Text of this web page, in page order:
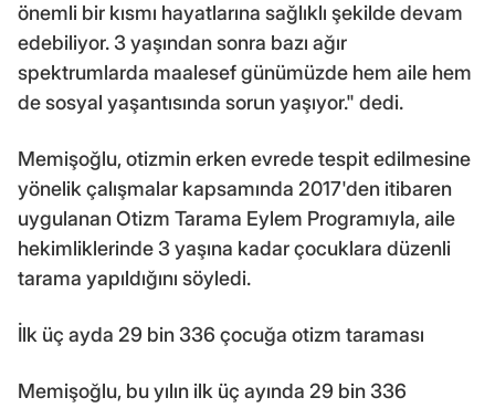
önemli bir kısmı hayatlarına sağlıklı şekilde devam
edebiliyor. 3 yaşından sonra bazı ağır
spektrumlarda maalesef günümüzde hem aile hem
de sosyal yaşantısında sorun yaşıyor." dedi.
Memişoğlu, otizmin erken evrede tespit edilmesine
yönelik çalışmalar kapsamında 2017'den itibaren
uygulanan Otizm Tarama Eylem Programıyla, aile
hekimliklerinde 3 yaşına kadar çocuklara düzenli
tarama yapıldığını söyledi.
İlk üç ayda 29 bin 336 çocuğa otizm taraması
Memişoğlu, bu yılın ilk üç ayında 29 bin 336